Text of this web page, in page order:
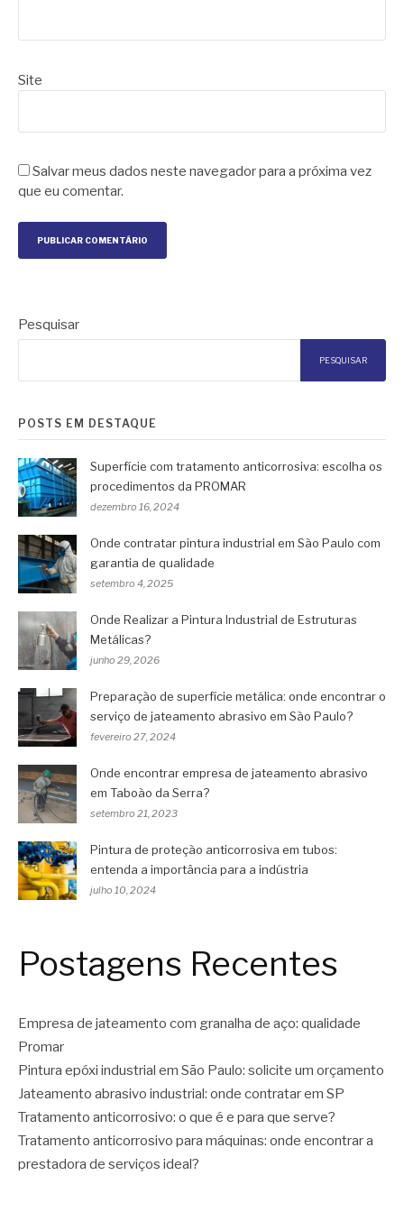
Site
Salvar meus dados neste navegador para a próxima vez
que eu comentar.
Pesquisar
PESQUISAR
POSTS EM DESTAQUE
Superfície com tratamento anticorrosiva: escolha os
procedimentos da PROMAR
dezembro 16, 2024
Onde contratar pintura industrial em São Paulo com
garantia de qualidade
setembro 4, 2025
Onde Realizar a Pintura Industrial de Estruturas
Metálicas?
junho 29, 2026
Preparação de superfície metálica: onde encontrar o
serviço de jateamento abrasivo em São Paulo?
fevereiro 27, 2024
Onde encontrar empresa de jateamento abrasivo
em Taboão da Serra?
setembro 21, 2023
Pintura de proteção anticorrosiva em tubos:
entenda a importância para a indústria
julho 10, 2024
Postagens Recentes
Empresa de jateamento com granalha de aço: qualidade
Promar
Pintura epóxi industrial em São Paulo: solicite um orçamento
Jateamento abrasivo industrial: onde contratar em SP
Tratamento anticorrosivo: o que é e para que serve?
Tratamento anticorrosivo para máquinas: onde encontrar a
prestadora de serviços ideal?